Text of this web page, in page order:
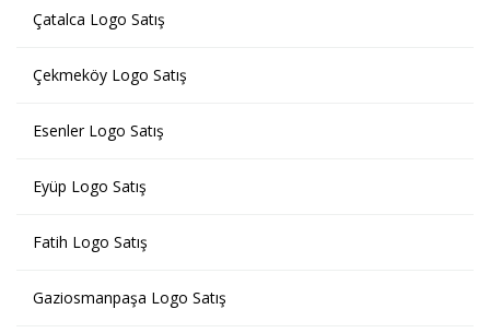
Çatalca Logo Satış
Çekmeköy Logo Satış
Esenler Logo Satış
Eyüp Logo Satış
Fatih Logo Satış
Gaziosmanpaşa Logo Satış